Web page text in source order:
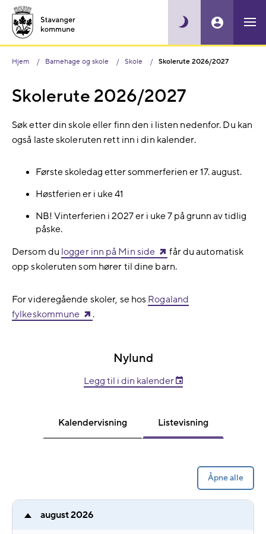
Hjem Barnehage og skole Skole Skolerute 2026/2027
Skolerute 2026/2027
Søk etter din skole eller finn den i listen nedenfor. Du kan
også laste skoleruten rett inn i din kalender.
Første skoledag etter sommerferien er 17. august.
Høstferien er i uke 41
NB! Vinterferien i 2027 er i uke 7 på grunn av tidlig
påske.
Dersom du logger inn på Min side
får du automatisk
opp skoleruten som hører til dine barn.
For videregående skoler, se hos Rogaland
fylkeskommune
.
Nylund
Legg til i din kalender
Kalendervisning Listevisning
Åpne alle
august 2026